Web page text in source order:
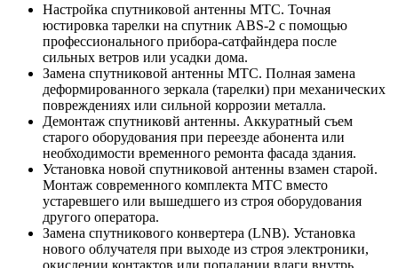
Настройка спутниковой антенны МТС. Точная
юстировка тарелки на спутник ABS-2 с помощью
профессионального прибора-сатфайндера после
сильных ветров или усадки дома.
Замена спутниковой антенны МТС. Полная замена
деформированного зеркала (тарелки) при механических
повреждениях или сильной коррозии металла.
Демонтаж спутниковй антенны. Аккуратный съем
старого оборудования при переезде абонента или
необходимости временного ремонта фасада здания.
Установка новой спутниковой антенны взамен старой.
Монтаж современного комплекта МТС вместо
устаревшего или вышедшего из строя оборудования
другого оператора.
Замена спутникового конвертера (LNB). Установка
нового облучателя при выходе из строя электроники,
окислении контактов или попадании влаги внутрь